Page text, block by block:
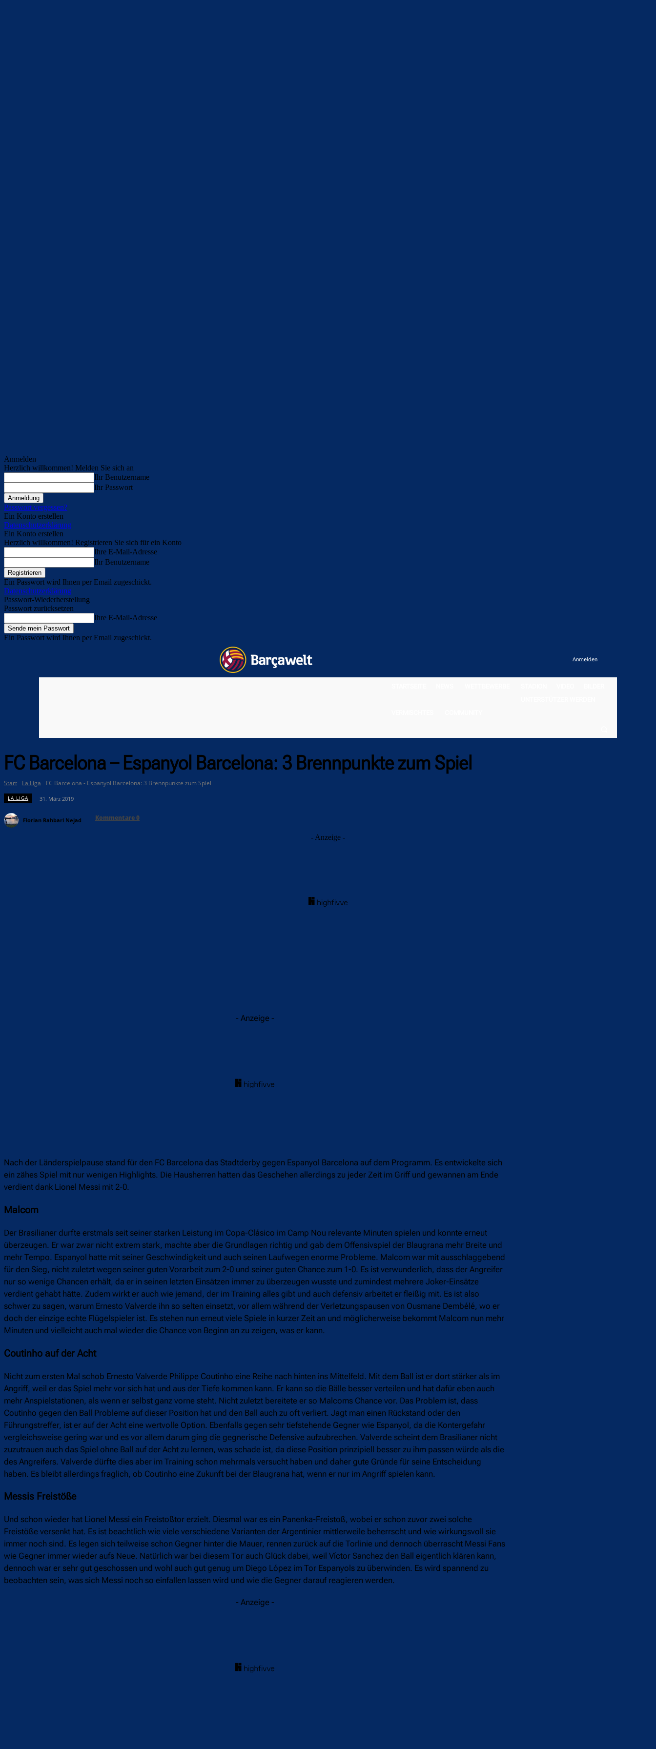
Anmelden
Herzlich willkommen! Melden Sie sich an
Ihr Benutzername
Ihr Passwort
Passwort vergessen?
Ein Konto erstellen
Datenschutzerklärung
Ein Konto erstellen
Herzlich willkommen! Registrieren Sie sich für ein Konto
Ihre E-Mail-Adresse
Ihr Benutzername
Ein Passwort wird Ihnen per Email zugeschickt.
Datenschutzerklärung
Passwort-Wiederherstellung
Passwort zurücksetzen
Ihre E-Mail-Adresse
Ein Passwort wird Ihnen per Email zugeschickt.
Anmelden
FC Barcelona – Espanyol Barcelona: 3 Brennpunkte zum Spiel
Start La Liga FC Barcelona - Espanyol Barcelona: 3 Brennpunkte zum Spiel
LA LIGA 31. März 2019
Florian Rahbari Nejad Kommentare0
- Anzeige -
- Anzeige -
Nach der Länderspielpause stand für den FC Barcelona das Stadtderby gegen Espanyol Barcelona auf dem Programm. Es entwickelte sich
ein zähes Spiel mit nur wenigen Highlights. Die Hausherren hatten das Geschehen allerdings zu jeder Zeit im Griff und gewannen am Ende
verdient dank Lionel Messi mit 2-0.
Malcom
Der Brasilianer durfte erstmals seit seiner starken Leistung im Copa-Clásico im Camp Nou relevante Minuten spielen und konnte erneut
überzeugen. Er war zwar nicht extrem stark, machte aber die Grundlagen richtig und gab dem Offensivspiel der Blaugrana mehr Breite und
mehr Tempo. Espanyol hatte mit seiner Geschwindigkeit und auch seinen Laufwegen enorme Probleme. Malcom war mit ausschlaggebend
für den Sieg, nicht zuletzt wegen seiner guten Vorarbeit zum 2-0 und seiner guten Chance zum 1-0. Es ist verwunderlich, dass der Angreifer
nur so wenige Chancen erhält, da er in seinen letzten Einsätzen immer zu überzeugen wusste und zumindest mehrere Joker-Einsätze
verdient gehabt hätte. Zudem wirkt er auch wie jemand, der im Training alles gibt und auch defensiv arbeitet er fleißig mit. Es ist also
schwer zu sagen, warum Ernesto Valverde ihn so selten einsetzt, vor allem während der Verletzungspausen von Ousmane Dembélé, wo er
doch der einzige echte Flügelspieler ist. Es stehen nun erneut viele Spiele in kurzer Zeit an und möglicherweise bekommt Malcom nun mehr
Minuten und vielleicht auch mal wieder die Chance von Beginn an zu zeigen, was er kann.
Coutinho auf der Acht
Nicht zum ersten Mal schob Ernesto Valverde Philippe Coutinho eine Reihe nach hinten ins Mittelfeld. Mit dem Ball ist er dort stärker als im
Angriff, weil er das Spiel mehr vor sich hat und aus der Tiefe kommen kann. Er kann so die Bälle besser verteilen und hat dafür eben auch
mehr Anspielstationen, als wenn er selbst ganz vorne steht. Nicht zuletzt bereitete er so Malcoms Chance vor. Das Problem ist, dass
Coutinho gegen den Ball Probleme auf dieser Position hat und den Ball auch zu oft verliert. Jagt man einen Rückstand oder den
Führungstreffer, ist er auf der Acht eine wertvolle Option. Ebenfalls gegen sehr tiefstehende Gegner wie Espanyol, da die Kontergefahr
vergleichsweise gering war und es vor allem darum ging die gegnerische Defensive aufzubrechen. Valverde scheint dem Brasilianer nicht
zuzutrauen auch das Spiel ohne Ball auf der Acht zu lernen, was schade ist, da diese Position prinzipiell besser zu ihm passen würde als die
des Angreifers. Valverde dürfte dies aber im Training schon mehrmals versucht haben und daher gute Gründe für seine Entscheidung
haben. Es bleibt allerdings fraglich, ob Coutinho eine Zukunft bei der Blaugrana hat, wenn er nur im Angriff spielen kann.
Messis Freistöße
Und schon wieder hat Lionel Messi ein Freistoßtor erzielt. Diesmal war es ein Panenka-Freistoß, wobei er schon zuvor zwei solche
Freistöße versenkt hat. Es ist beachtlich wie viele verschiedene Varianten der Argentinier mittlerweile beherrscht und wie wirkungsvoll sie
immer noch sind. Es legen sich teilweise schon Gegner hinter die Mauer, rennen zurück auf die Torlinie und dennoch überrascht Messi Fans
wie Gegner immer wieder aufs Neue. Natürlich war bei diesem Tor auch Glück dabei, weil Víctor Sanchez den Ball eigentlich klären kann,
dennoch war er sehr gut geschossen und wohl auch gut genug um Diego López im Tor Espanyols zu überwinden. Es wird spannend zu
beobachten sein, was sich Messi noch so einfallen lassen wird und wie die Gegner darauf reagieren werden.
- Anzeige -